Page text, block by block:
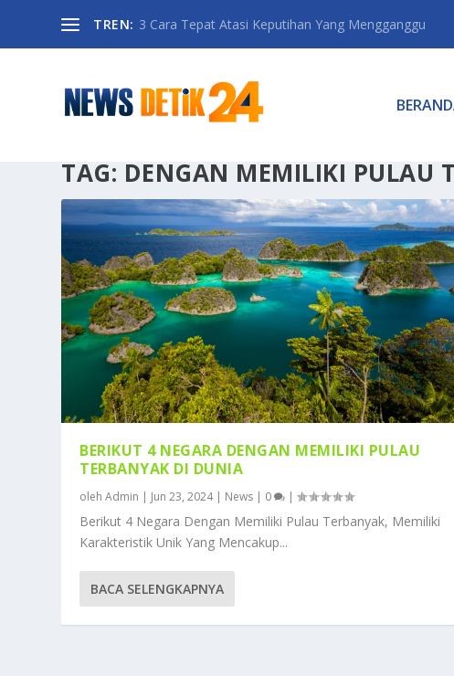
TREN: 3 Cara Tepat Atasi Keputihan Yang Mengganggu
TAG: DENGAN MEMILIKI PULAU
BERIKUT 4 NEGARA DENGAN MEMILIKI PULAU
TERBANYAK DI DUNIA
olehAdmin | Jun 23, 2024| News | 0 |
Berikut 4 Negara Dengan Memiliki Pulau Terbanyak, Memiliki
Karakteristik Unik Yang Mencakup...
BACA SELENGKAPNYA